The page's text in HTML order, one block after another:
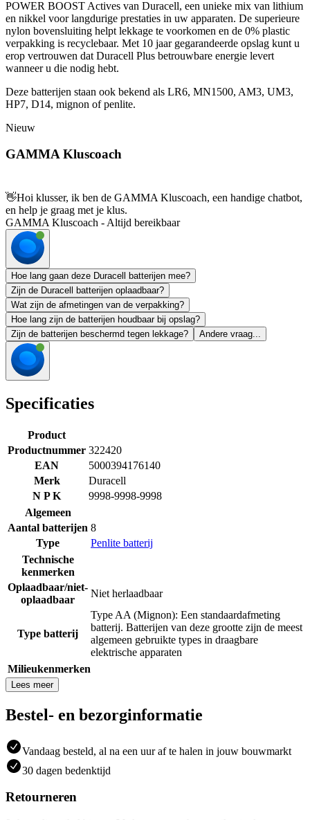
POWER BOOST Actives van Duracell, een unieke mix van lithium
en nikkel voor langdurige prestaties in uw apparaten. De superieure
nylon bovensluiting helpt lekkage te voorkomen en de 0% plastic
verpakking is recyclebaar. Met 10 jaar gegarandeerde opslag kunt u
erop vertrouwen dat Duracell Plus betrouwbare energie levert
wanneer u die nodig hebt.
Deze batterijen staan ook bekend als LR6, MN1500, AM3, UM3,
HP7, D14, mignon of penlite.
Nieuw
GAMMA Kluscoach
👋Hoi klusser, ik ben de GAMMA Kluscoach, een handige chatbot,
en help je graag met je klus.
GAMMA Kluscoach - Altijd bereikbaar
Hoe lang gaan deze Duracell batterijen mee?
Zijn de Duracell batterijen oplaadbaar?
Wat zijn de afmetingen van de verpakking?
Hoe lang zijn de batterijen houdbaar bij opslag?
Zijn de batterijen beschermd tegen lekkage?
Andere vraag...
Specificaties
Product
Productnummer 322420
EAN
5000394176140
Merk
Duracell
N P K
9998-9998-9998
Algemeen
Aantal batterijen 8
Type
Penlite batterij
Technische
kenmerken
Oplaadbaar/niet-
oplaadbaar
Niet herlaadbaar
Type batterij
Type AA (Mignon): Een standaardafmeting
batterij. Batterijen van deze grootte zijn de meest
algemeen gebruikte types in draagbare
elektrische apparaten
Milieukenmerken
Lees meer
Bestel- en bezorginformatie
Vandaag besteld, al na een uur af te halen in jouw bouwmarkt
30 dagen bedenktijd
Retourneren